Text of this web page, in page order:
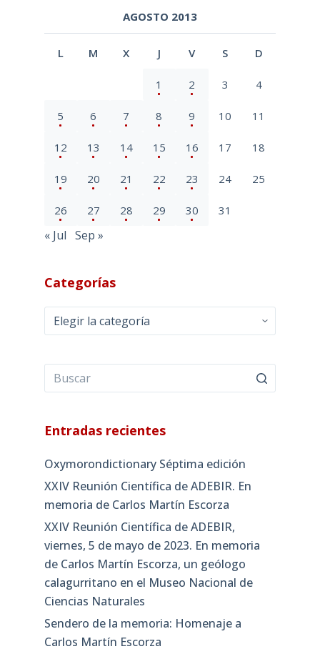
AGOSTO 2013
L M X J V S D
1 2 3 4
5 6 7 8 9 10 11
12 13 14 15 16 17 18
19 20 21 22 23 24 25
26 27 28 29 30 31
« Jul Sep »
Categorías
Categorías
Entradas recientes
Oxymorondictionary Séptima edición
XXIV Reunión Científica de ADEBIR. En
memoria de Carlos Martín Escorza
XXIV Reunión Científica de ADEBIR,
viernes, 5 de mayo de 2023. En memoria
de Carlos Martín Escorza, un geólogo
calagurritano en el Museo Nacional de
Ciencias Naturales
Sendero de la memoria: Homenaje a
Carlos Martín Escorza